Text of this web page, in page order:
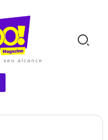
seu alcance